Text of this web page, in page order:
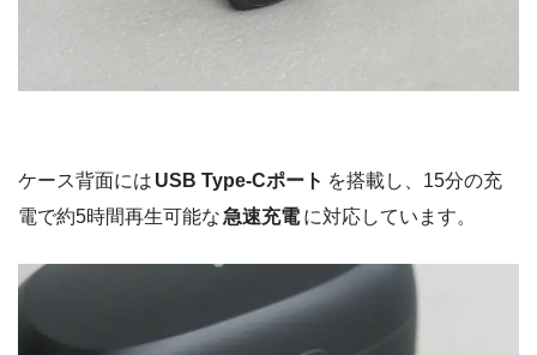
ケース背面には USB Type-Cポート を搭載し、15分の充
電で約5時間再生可能な急速充電 に対応しています。